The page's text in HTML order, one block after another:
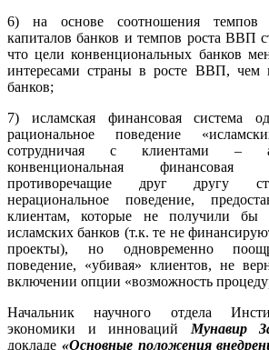
6) на основе соотношения темпов
капиталов банков и темпов роста ВВП
что цели конвенциональных банков
интересами страны в росте ВВП, чем
банков;
7) исламская финансовая система
рациональное поведение
сотрудничая с клиентами –
конвенциональная финансовая
противоречащие друг другу
нерациональное поведение,
клиентам, которые не получили бы
исламских банков (т.к. те не
проекты), но одновременно
поведение, «убивая» клиентов, не
включении опции «возможность
Начальник научного отдела
экономики и инновацийМунавир
докладе «Основные положения